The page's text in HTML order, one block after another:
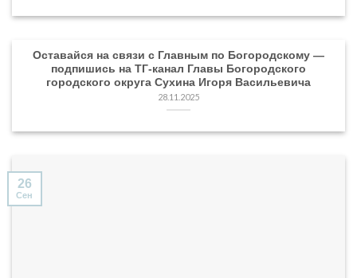
Оставайся на связи с Главным по Богородскому —
подпишись на ТГ-канал Главы Богородского
городского округа Сухина Игоря Васильевича
28.11.2025
26
Сен